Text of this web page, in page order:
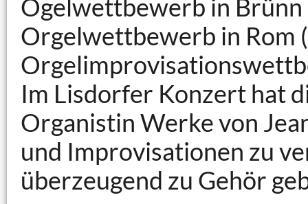
Ogelwettbewerb in
Orgelwettbewerb in Rom
Im Lisdorfer Konzert hat
Organistin Werke von
und Improvisationen zu
überzeugend zu Gehör